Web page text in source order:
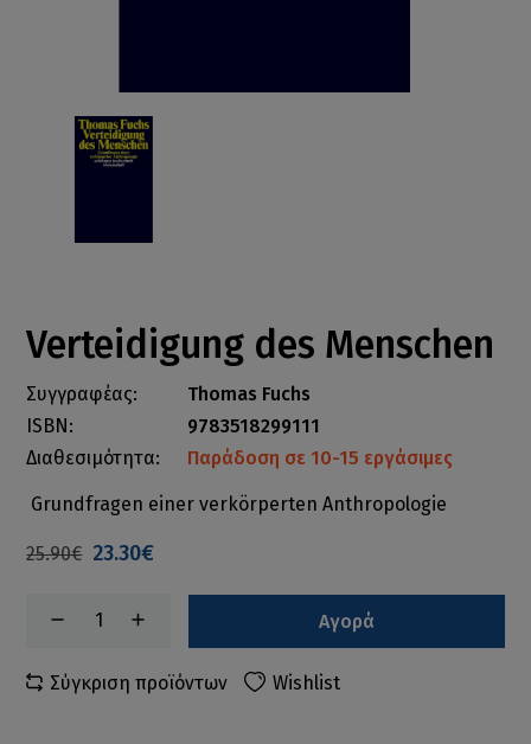
Verteidigung des Menschen
Συγγραφέας:
Thomas Fuchs
ISBN:
9783518299111
Διαθεσιμότητα:
Παράδοση σε 10-15 εργάσιμες
Grundfragen einer verkörperten Anthropologie
25.90€ 23.30€
Αγορά
Σύγκριση προϊόντων Wishlist